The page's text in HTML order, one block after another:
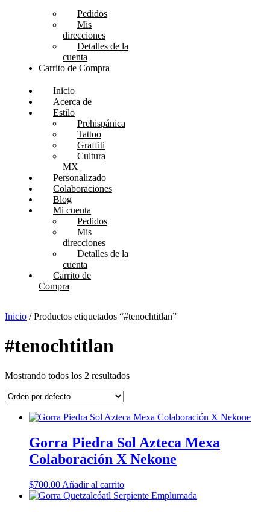
Pedidos
Mis
direcciones
Detalles de la
cuenta
Carrito de Compra
Inicio
Acerca de
Estilo
Prehispánica
Tattoo
Graffiti
Cultura
MX
Personalizado
Colaboraciones
Blog
Mi cuenta
Pedidos
Mis
direcciones
Detalles de la
cuenta
Carrito de
Compra
Inicio / Productos etiquetados “#tenochtitlan”
#tenochtitlan
Mostrando todos los 2 resultados
Gorra Piedra Sol Azteca Mexa
Colaboración X Nekone
$700.00 Añadir al carrito